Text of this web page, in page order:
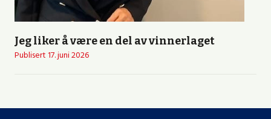
Jeg liker å være en del av vinnerlaget
Publisert17. juni 2026